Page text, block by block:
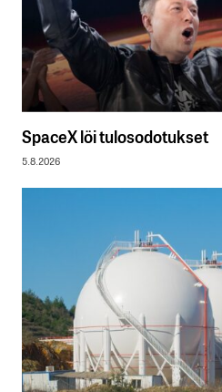
SpaceX löi tulosodotukset
5.8.2026